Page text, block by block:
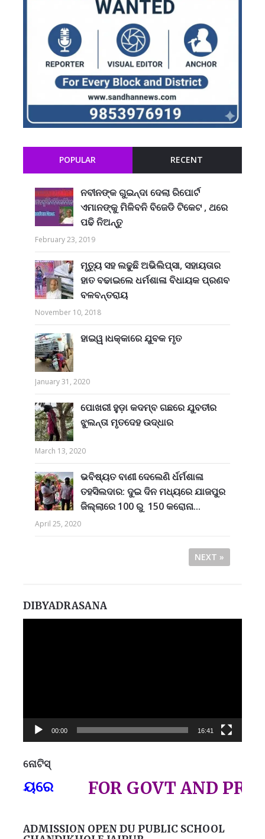
POPULAR RECENT
ନବୀନଙ୍କ ଗୁଇନ୍ଦା ଦେଲା ରିପୋର୍ଟ
ଏମାନଙ୍କୁ ମିଳିବନି ବିଜେଡି ଟିକେଟ , ଥରେ
ପଢି ନିଅନ୍ତୁ
February 23, 2019
ମୃତ୍ୟୁ ସହ ଲଢୁଛି ଅଭିଲିପ୍ସା, ସହାୟତାର
ହାତ ବଢାଇଲେ ଧର୍ମଶାଳା ବିଧାୟକ ପ୍ରଣବ
ବଳବନ୍ତରାୟ
November 10, 2018
ହାଇୱ।ଧକ୍କାରେ ଯୁବକ ମୃତ
January 31, 2020
ପୋଖରୀ ହୁଡ଼ା କଦମ୍ବ ଗଛରେ ଯୁବତୀର
ଝୁଲନ୍ତା ମୃତଦେହ ଉଦ୍ଧାର
March 13, 2020
ଭବିଷ୍ୟତ ବାଣୀ ଦେଲେଣି ର୍ଧର୍ମଶାଳା
ତହସିଲଦାର: ଦୁଇ ଦିନ ମଧ୍ୟରେ ଯାଜପୁର
ଜିଲ୍ଲାରେ 100 ରୁ 150 କରୋନା...
April 25, 2020
NEXT »
DIBYADRASANA
00:00 16:41
ନୋଟିସ୍
FOR GOVT AND
ADMISSION OPEN DU PUBLIC SCHOOL